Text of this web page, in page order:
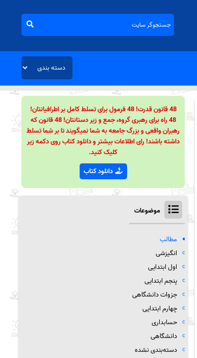
48 قانون قدرت! 48 فرمول برای تسلط کامل بر اطرافیانتان!
48 راه برای رهبری گروه، جمع و زیر دستانتان! 48 قانون که
رهبران واقعی و بزرگ جامعه به شما نمیگویند تا بر شما تسلط
داشته باشند! رای اطلاعات بیشتر و دانلود کتاب روی دکمه زیر
کلیک کنید.
دانلود کتاب
موضوعات
مطالب
انگیزشی
اول ابتدایی
پنجم ابتدایی
جزوات دانشگاهی
چهارم ابتدایی
حسابداری
دانشگاهی
دسته‌بندی نشده